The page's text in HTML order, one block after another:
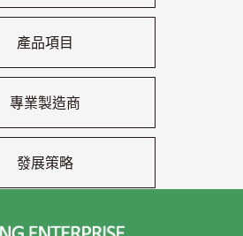
產品項目
專業製造商
發展策略